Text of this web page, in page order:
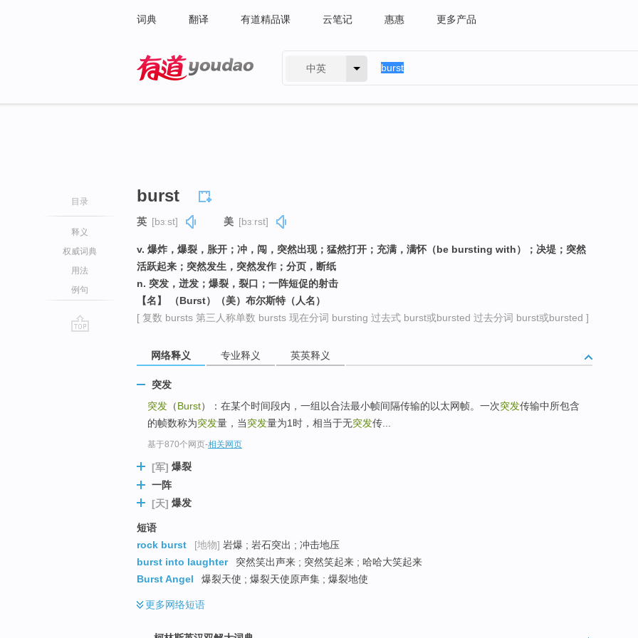
词典 翻译 有道精品课 云笔记 惠惠 更多产品
中英
目录
释义
权威词典
用法
例句
burst
英 [bɜːst] 美 [bɜːrst]
v. 爆炸，爆裂，胀开；冲，闯，突然出现；猛然打开；充满，满怀（be bursting with）；决堤；突然
活跃起来；突然发生，突然发作；分页，断纸
n. 突发，迸发；爆裂，裂口；一阵短促的射击
【名】 （Burst）（美）布尔斯特（人名）
[ 复数 bursts 第三人称单数 bursts 现在分词 bursting 过去式 burst或bursted 过去分词 burst或bursted ]
网络释义 专业释义 英英释义
突发
突发 （Burst）：在某个时间段内，一组以合法最小帧间隔传输的以太网帧。一次突发传输中所包含
的帧数称为突发量，当突发量为1时，相当于无突发传...
基于870个网页-相关网页
[军] 爆裂
一阵
[天] 爆发
短语
rock burst
[地物] 岩爆 ; 岩石突出 ; 冲击地压
burst into laughter
突然笑出声来 ; 突然笑起来 ; 哈哈大笑起来
Burst Angel
爆裂天使 ; 爆裂天使原声集 ; 爆裂地使
更多网络短语